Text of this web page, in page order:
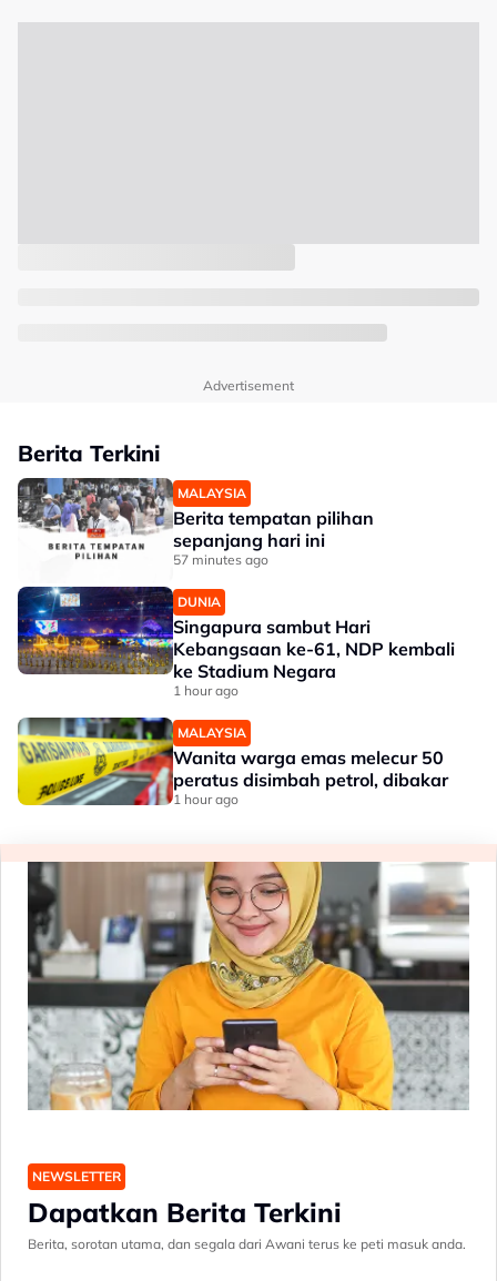
Advertisement
Berita Terkini
MALAYSIA
Berita tempatan pilihan
sepanjang hari ini
57 minutes ago
DUNIA
Singapura sambut Hari
Kebangsaan ke-61, NDP kembali
ke Stadium Negara
1 hour ago
MALAYSIA
Wanita warga emas melecur 50
peratus disimbah petrol, dibakar
1 hour ago
NEWSLETTER
Dapatkan Berita Terkini
Berita, sorotan utama, dan segala dari Awani terus ke peti masuk anda.